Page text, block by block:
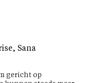
Sana
gericht op